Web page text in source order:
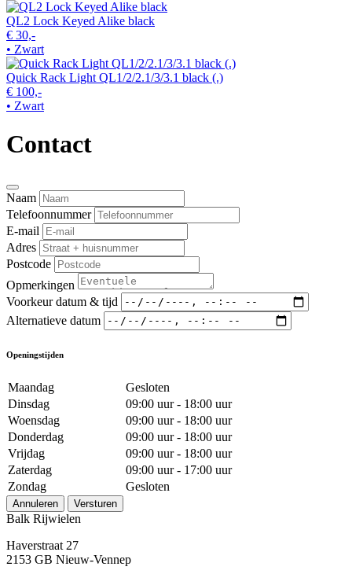
QL2 Lock Keyed Alike black
€ 30,-
• Zwart
Quick Rack Light QL1/2/2.1/3/3.1 black (.)
€ 100,-
• Zwart
Contact
Naam
Telefoonnummer
E-mail
Adres
Postcode
Opmerkingen
Voorkeur datum & tijd
Alternatieve datum
Openingstijden
Maandag
Gesloten
Dinsdag
09:00 uur - 18:00 uur
Woensdag
09:00 uur - 18:00 uur
Donderdag
09:00 uur - 18:00 uur
Vrijdag
09:00 uur - 18:00 uur
Zaterdag
09:00 uur - 17:00 uur
Zondag
Gesloten
Annuleren Versturen
Balk Rijwielen
Haverstraat 27
2153 GB Nieuw-Vennep